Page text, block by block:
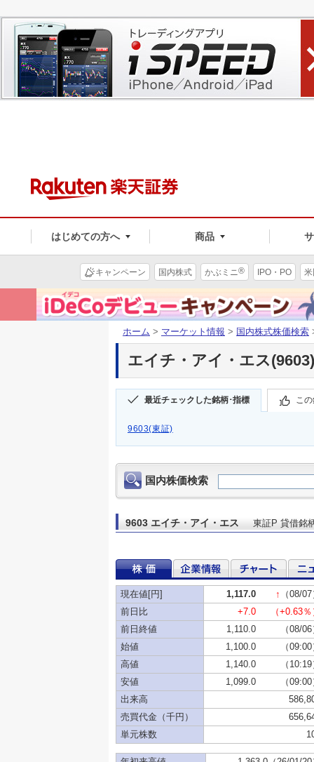
はじめての方へ 商品
キャンペーン 国内株式 かぶミニ® IPO・PO
ホーム > マーケット情報 > 国内株式株価検索
エイチ・アイ・エス
最近チェックした銘柄･指標 こ
9603(東証)